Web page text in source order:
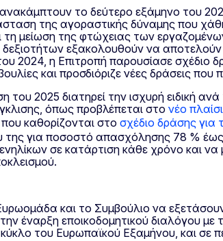
ανακάμπτουν το δεύτερο εξάμηνο του
της αγοραστικής δύναμης που
μείωση της φτώχειας των
δεξιοτήτων εξακολουθούν να
2024, η Επιτροπή παρουσίασε σχέδιο
και προσδιόριζε νέες δράσεις
2025 διατηρεί την ισχυρή ειδική
όπως προβλέπεται στο νέο
καθορίζονται στο σχέδιο δράσης
της για ποσοστό απασχόλησης 78 %
σε κατάρτιση κάθε χρόνο και
και το Συμβούλιο να
έναρξη εποικοδομητικού διαλόγου
του Ευρωπαϊκού Εξαμήνου, και σε